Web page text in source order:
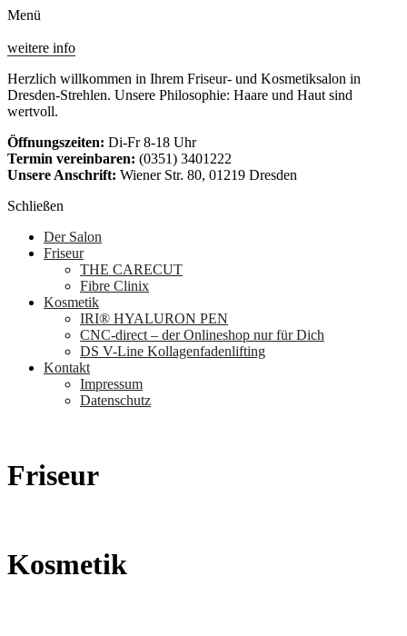
Menü
weitere info
Herzlich willkommen in Ihrem Friseur- und Kosmetiksalon in
Dresden-Strehlen. Unsere Philosophie: Haare und Haut sind
wertvoll.
Öffnungszeiten: Di-Fr 8-18 Uhr
Termin vereinbaren: (0351) 3401222
Unsere Anschrift: Wiener Str. 80, 01219 Dresden
Schließen
Der Salon
Friseur
THE CARECUT
Fibre Clinix
Kosmetik
IRI® HYALURON PEN
CNC-direct – der Onlineshop nur für Dich
DS V-Line Kollagenfadenlifting
Kontakt
Impressum
Datenschutz
Friseur
Kosmetik